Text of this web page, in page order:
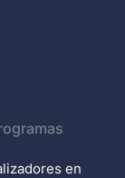
en